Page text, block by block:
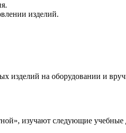
изделий.
изделий на оборудовании и
изучают следующие